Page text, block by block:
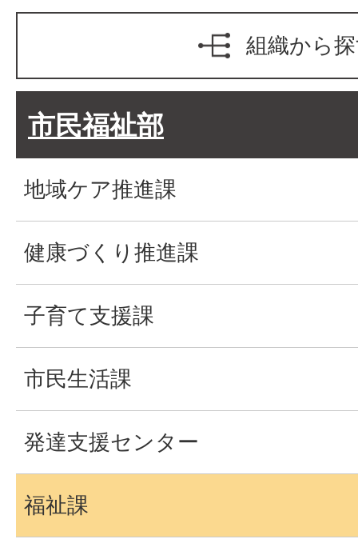
組織から
市民福祉部
地域ケア推進課
健康づくり推進課
子育て支援課
市民生活課
発達支援センター
福祉課